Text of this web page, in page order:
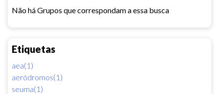
Não há Grupos que correspondam a essa busca
Etiquetas
aea(1)
aeródromos(1)
seuma(1)